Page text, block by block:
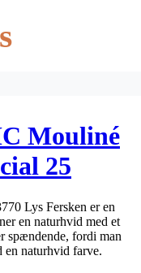
Mouliné
25
Lys
Lys Fersken er en
en naturhvid med et
spændende, fordi man
en naturhvid farve.